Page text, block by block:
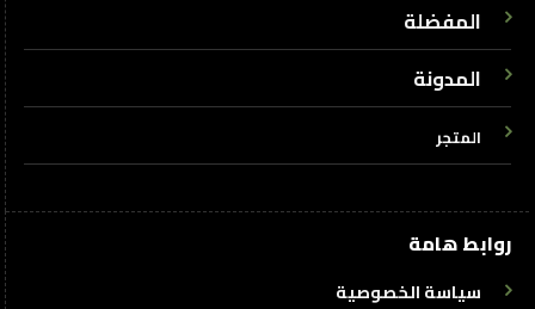
المفضلة
المدونة
المتجر
روابط هامة
سياسة الخصوصية